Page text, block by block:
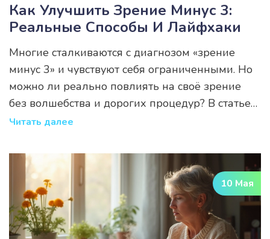
Как Улучшить Зрение Минус 3:
Реальные Способы И Лайфхаки
Многие сталкиваются с диагнозом «зрение
минус 3» и чувствуют себя ограниченными. Но
можно ли реально повлиять на своё зрение
без волшебства и дорогих процедур? В статье
собраны проверенные советы, упражнения и
а что — миф. Пошаговые подсказки, чтобы
каждый смог протестировать их на себе.
Читать далее
10 Мая